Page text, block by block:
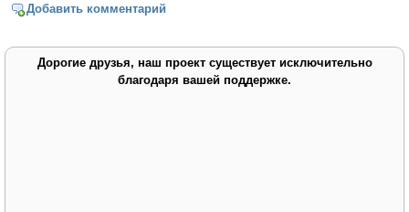
Добавить комментарий
Дорогие друзья, наш проект существует исключительно
благодаря вашей поддержке.